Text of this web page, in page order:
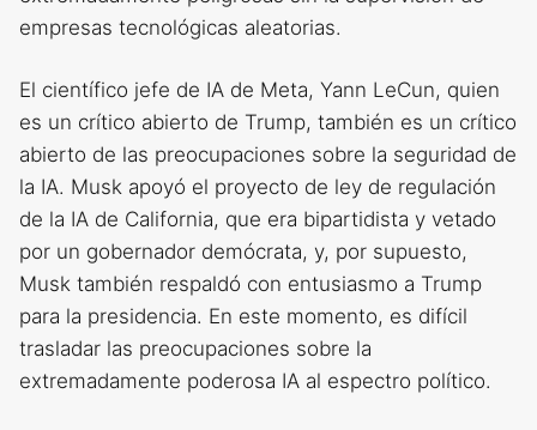
empresas tecnológicas aleatorias.
El científico jefe de IA de Meta, Yann LeCun, quien
es un crítico abierto de Trump, también es un crítico
abierto de las preocupaciones sobre la seguridad de
la IA. Musk apoyó el proyecto de ley de regulación
de la IA de California, que era bipartidista y vetado
por un gobernador demócrata, y, por supuesto,
Musk también respaldó con entusiasmo a Trump
para la presidencia. En este momento, es difícil
trasladar las preocupaciones sobre la
extremadamente poderosa IA al espectro político.